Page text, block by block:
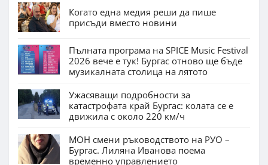
Когато една медия реши да пише
присъди вместо новини
Пълната програма на SPICE Music Festival
2026 вече е тук! Бургас отново ще бъде
музикалната столица на лятото
Ужасяващи подробности за
катастрофата край Бургас: колата се е
движила с около 220 км/ч
МОН смени ръководството на РУО –
Бургас. Лиляна Иванова поема
временно управлението